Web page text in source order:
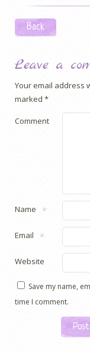
Post
Back
Leave a
Your email address
marked *
Comment
Name *
Email *
Website
Save my name,
time I comment.